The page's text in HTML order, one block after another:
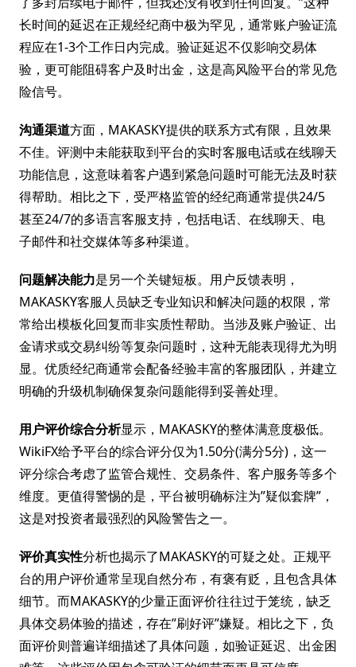
长时间的延迟在正规经纪商中极为罕见，通常账户验证流
程应在1-3个工作日内完成。验证延迟不仅影响交易体
验，更可能阻碍客户及时出金，这是高风险平台的常见危
险信号。
沟通渠道方面，MAKASKY提供的联系方式有限，且效果
不佳。评测中未能获取到平台的实时客服电话或在线聊天
功能信息，这意味着客户遇到紧急问题时可能无法及时获
得帮助。相比之下，受严格监管的经纪商通常提供24/5
甚至24/7的多语言客服支持，包括电话、在线聊天、电
子邮件和社交媒体等多种渠道。
问题解决能力是另一个关键短板。用户反馈表明，
MAKASKY客服人员缺乏专业知识和解决问题的权限，常
常给出模板化回复而非实质性帮助。当涉及账户验证、出
金请求或交易纠纷等复杂问题时，这种无能表现得尤为明
显。优质经纪商通常会配备经验丰富的客服团队，并建立
明确的升级机制确保复杂问题能得到妥善处理。
用户评价综合分析显示，MAKASKY的整体满意度极低。
WikiFX给予平台的综合评分仅为1.50分(满分5分)，这一
评分综合考虑了监管合规性、交易条件、客户服务等多个
维度。更值得警惕的是，平台被明确标注为”疑似套牌”，
这是对投资者最强烈的风险警告之一。
评价真实性分析也揭示了MAKASKY的可疑之处。正规平
台的用户评价通常呈现自然分布，有褒有贬，且包含具体
细节。而MAKASKY的少量正面评价往往过于笼统，缺乏
具体交易体验的描述，存在”刷好评”嫌疑。相比之下，负
面评价则普遍详细描述了具体问题，如验证延迟、出金困